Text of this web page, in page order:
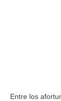
Entre los